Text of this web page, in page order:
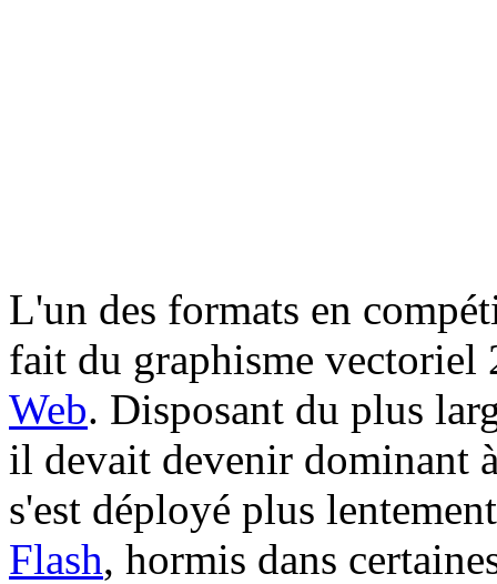
L'un des formats en
fait du graphisme vectoriel
Web. Disposant du plus
il devait devenir dominant
s'est déployé plus
Flash, hormis dans